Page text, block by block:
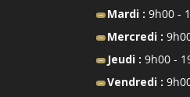
Mardi : 9h00 -
Mercredi :
Jeudi : 9h00 -
Vendredi :